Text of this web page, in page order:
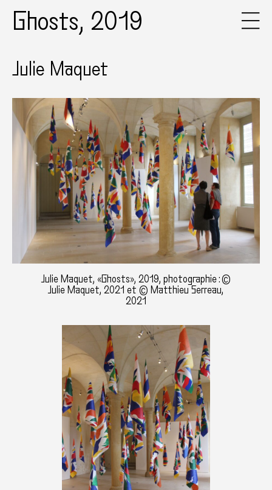
Ghosts, 2019
Julie Maquet
Julie Maquet, «Ghosts», 2019, photographie : ©
Julie Maquet, 2021 et © Matthieu Serreau,
2021